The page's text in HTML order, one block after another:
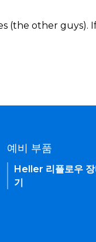
(the other guys).
예비 부품
Heller 리플로우
기